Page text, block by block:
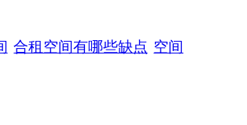
合租空间有哪些缺点 空间